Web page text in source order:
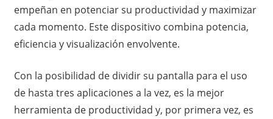
empeñan en potenciar su productividad y maximizar
cada momento. Este dispositivo combina potencia,
eficiencia y visualización envolvente.
Con la posibilidad de dividir su pantalla para el uso
de hasta tres aplicaciones a la vez, es la mejor
herramienta de productividad y, por primera vez, es